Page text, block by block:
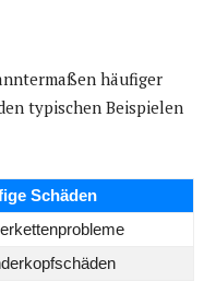
häufiger
typischen Beispielen
Schäden